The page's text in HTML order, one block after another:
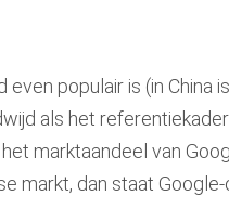
populair is (in China
als het
marktaandeel van
markt, dan staat